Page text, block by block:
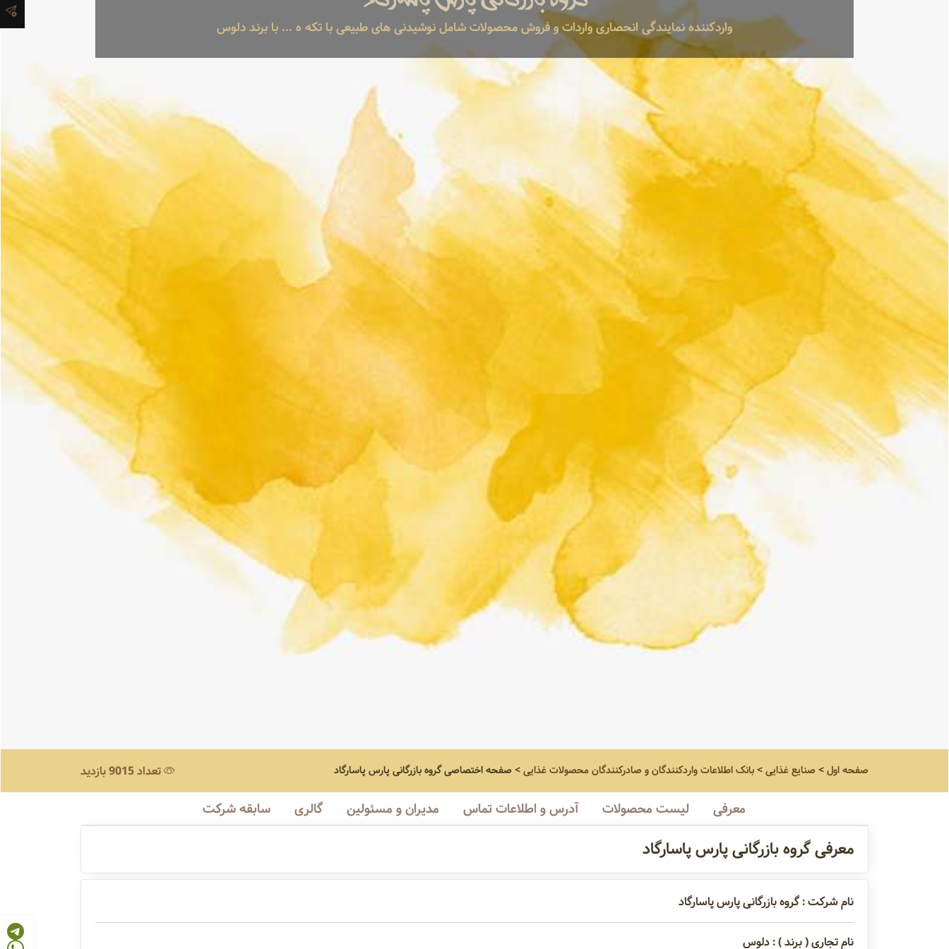
واردکننده نمایندگی انحصاری واردات و فروش محصولات شامل نوشیدنی های طبیعی با تکه ه ... با برند دلوس
تعداد 9015 بازدید صفحه اول> صنایع غذایی>بانک اطلاعات واردکنندگان و صادرکنندگان محصولات غذایی> صفحه اختصاصیگروه بازرگانی پارس پاسارگاد
معرفی لیست محصولات آدرس و اطلاعات تماس مدیران و مسئولین گالری سابقه شرکت
معرفی گروه بازرگانی پارس پاسارگاد
نام شرکت : گروه بازرگانی پارس پاسارگاد
نام تجاری ( برند ) : دلوس